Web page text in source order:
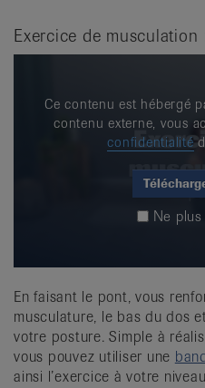
Exercice de
Ce contenu est hébergé
contenu externe, vous
confidentialité
Ne
En faisant le pont, vous
musculature, le bas du dos
votre posture. Simple à
vous pouvez utiliser une
ainsi l’exercice à votre